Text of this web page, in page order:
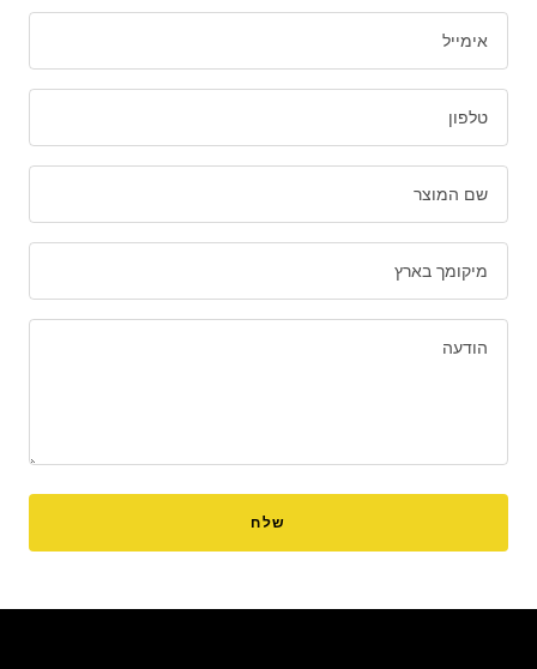
אימייל
טלפון
שם המוצר
מיקומך בארץ
הודעה
שלח